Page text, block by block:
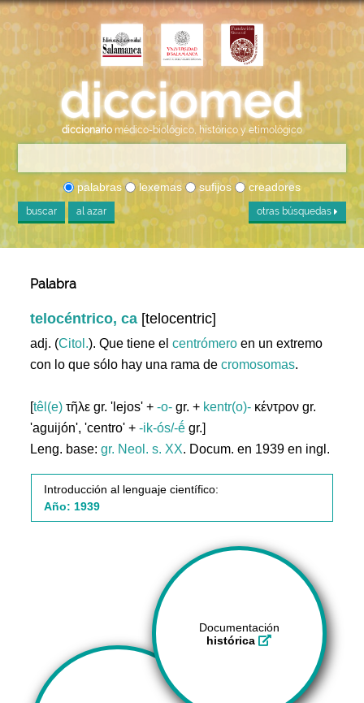
diccionario médico-biológico, histórico y etimológico
palabras lexemas sufijos creadores
buscar al azar otras búsquedas
Palabra
telocéntrico, ca [telocentric]
adj. (Citol.). Que tiene elcentrómero en un extremo
con lo que sólo hay una rama decromosomas.
[têl(e) τῆλε gr. 'lejos' +-o- gr. + kentr(o)- κέντρον gr.
'aguijón', 'centro' +-ik-ós/-ḗ gr.]
Leng. base:gr. Neol. s. XX. Docum. en 1939 en ingl.
Introducción al lenguaje científico:
Año: 1939
Documentación
histórica